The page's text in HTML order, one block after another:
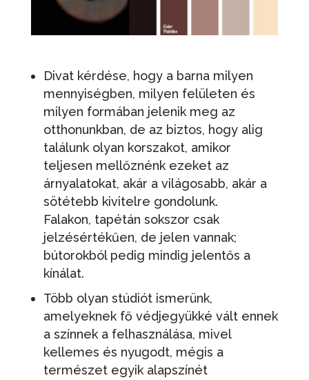
Divat kérdése, hogy a barna milyen
mennyiségben, milyen felületen és
milyen formában jelenik meg az
otthonunkban, de az biztos, hogy alig
találunk olyan korszakot, amikor
teljesen mellőznénk ezeket az
árnyalatokat, akár a világosabb, akár a
sötétebb kivitelre gondolunk.
Falakon, tapétán sokszor csak
jelzésértékűen, de jelen vannak;
bútorokból pedig mindig jelentős a
kínálat.
Több olyan stúdiót ismerünk,
amelyeknek fő védjegyükké vált ennek
a színnek a felhasználása, mivel
kellemes és nyugodt, mégis a
természet egyik alapszínét